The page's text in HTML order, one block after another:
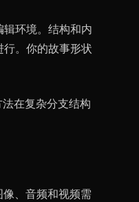
辑环境。结构和内
。你的故事形状
在复杂分支结构
像、音频和视频需